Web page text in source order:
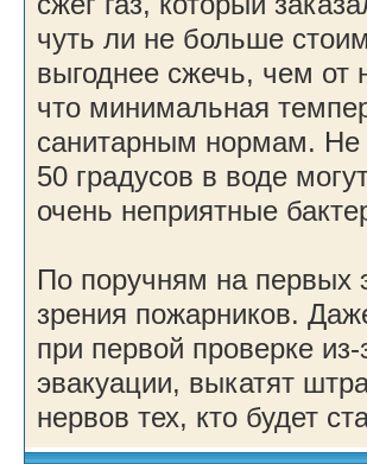
чуть ли не больше
выгоднее сжечь, чем от
что минимальная
санитарным нормам. Не
50 градусов в воде
очень неприятные
По поручням на первых
зрения пожарников.
при первой проверке
эвакуации, выкатят
нервов тех, кто будет